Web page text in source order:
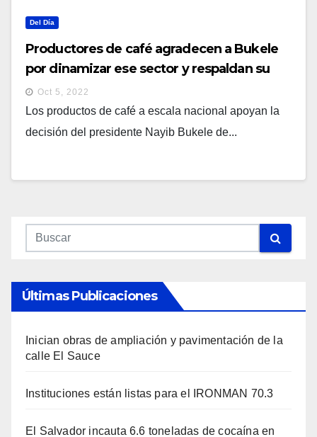
Del Día
Productores de café agradecen a Bukele
por dinamizar ese sector y respaldan su
reelección
Oct 5, 2022
Los productos de café a escala nacional apoyan la
decisión del presidente Nayib Bukele de...
Últimas Publicaciones
Inician obras de ampliación y pavimentación de la
calle El Sauce
Instituciones están listas para el IRONMAN 70.3
El Salvador incauta 6.6 toneladas de cocaína en